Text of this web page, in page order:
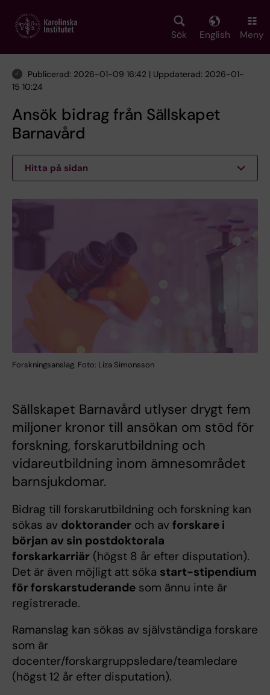
main
Sök English Meny
Publicerad: 2026-01-09 16:42 | Uppdaterad: 2026-01-
15 10:24
Ansök bidrag från Sällskapet
Barnavård
Hitta på sidan
Forskningsanslag. Foto: Liza Simonsson
Sällskapet Barnavård utlyser drygt fem
miljoner kronor till ansökan om stöd för
forskning, forskarutbildning och
vidareutbildning inom ämnesområdet
barnsjukdomar.
Bidrag till forskarutbildning och forskning kan
sökas av doktorander och av forskare i
början av sin postdoktorala
forskarkarriär (högst 8 år efter disputation).
Det är även möjligt att söka start-stipendium
för forskarstuderande som ännu inte är
registrerade.
Ramanslag kan sökas av självständiga forskare
som är
docenter/forskargruppsledare/teamledare
(högst 12 år efter disputation).